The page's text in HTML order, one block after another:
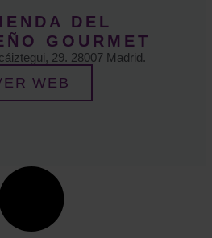
DEL
GOURMET
29. 28007 Madrid.
WEB